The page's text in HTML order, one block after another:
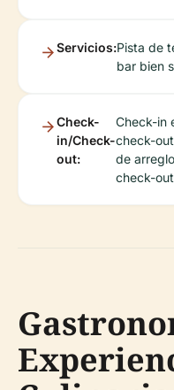
Servicios:Pista de
bar bien
Check-
in/Check-
out:
Check-in
check-
de
check-